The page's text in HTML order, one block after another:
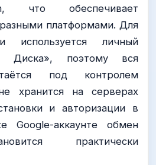
что обеспечивает
платформами. Для
используется личный
Диска», поэтому вся
под контролем
хранится на серверах
и авторизации в
аккаунте обмен
практически